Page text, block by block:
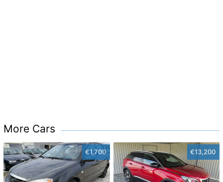
More Cars
€1,700 €13,200